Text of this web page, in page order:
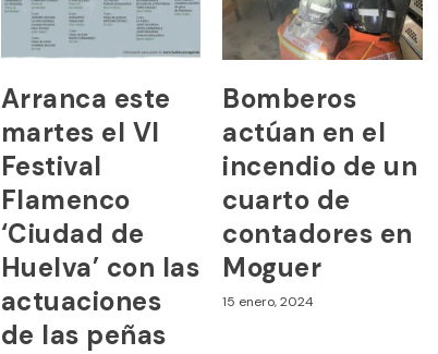
Arranca este
martes el VI
Festival
Flamenco
‘Ciudad de
Huelva’ con las
actuaciones
de las peñas
Bomberos
actúan en el
incendio de un
cuarto de
contadores en
Moguer
15 enero, 2024